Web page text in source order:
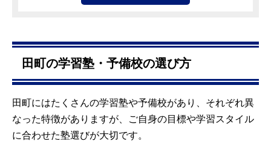
田町の学習塾・予備校の選び方
田町にはたくさんの学習塾や予備校があり、それぞれ異
なった特徴がありますが、ご自身の目標や学習スタイル
に合わせた塾選びが大切です。